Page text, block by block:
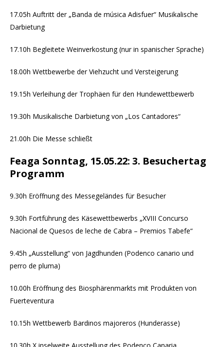
17.05h Auftritt der „Banda de música Adisfuer“ Musikalische
Darbietung
17.10h Begleitete Weinverkostung (nur in spanischer Sprache)
18.00h Wettbewerbe der Viehzucht und Versteigerung
19.15h Verleihung der Trophäen für den Hundewettbewerb
19.30h Musikalische Darbietung von „Los Cantadores“
21.00h Die Messe schließt
Feaga Sonntag, 15.05.22: 3. Besuchertag
Programm
9.30h Eröffnung des Messegeländes für Besucher
9.30h Fortführung des Käsewettbewerbs „XVIII Concurso
Nacional de Quesos de leche de Cabra – Premios Tabefe“
9.45h „Ausstellung“ von Jagdhunden (Podenco canario und
perro de pluma)
10.00h Eröffnung des Biosphärenmarkts mit Produkten von
Fuerteventura
10.15h Wettbewerb Bardinos majoreros (Hunderasse)